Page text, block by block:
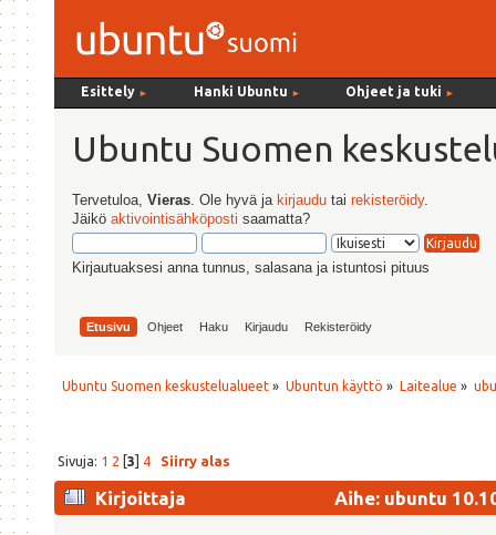
Esittely ► Hanki Ubuntu ► Ohjeet ja tuki ►
Ubuntu Suomen
Tervetuloa,Vieras . Ole hyvä ja kirjaudu tairekisteröidy.
Jäiköaktivointisähköposti saamatta?
Kirjautuaksesi anna tunnus, salasana ja istuntosi pituus
Etusivu Ohjeet Haku Kirjaudu Rekisteröidy
Ubuntu Suomen keskustelualueet » Ubuntun käyttö » Laitealue »
Sivuja: 1 2 [3] 4 Siirry alas
Kirjoittaja
Aihe: ubuntu